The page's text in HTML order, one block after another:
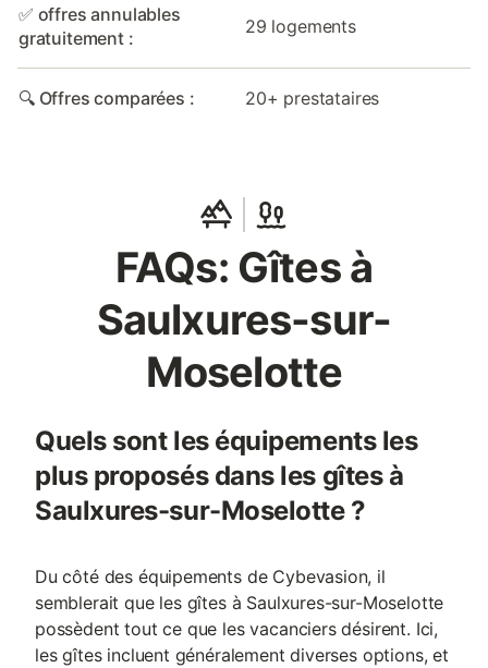
✅ offres annulables
gratuitement :
29 logements
🔍 Offres comparées : 20+ prestataires
FAQs: Gîtes à
Saulxures-sur-
Moselotte
Quels sont les équipements les
plus proposés dans les gîtes à
Saulxures-sur-Moselotte ?
Du côté des équipements de Cybevasion, il
semblerait que les gîtes à Saulxures-sur-Moselotte
possèdent tout ce que les vacanciers désirent. Ici,
les gîtes incluent généralement diverses options, et